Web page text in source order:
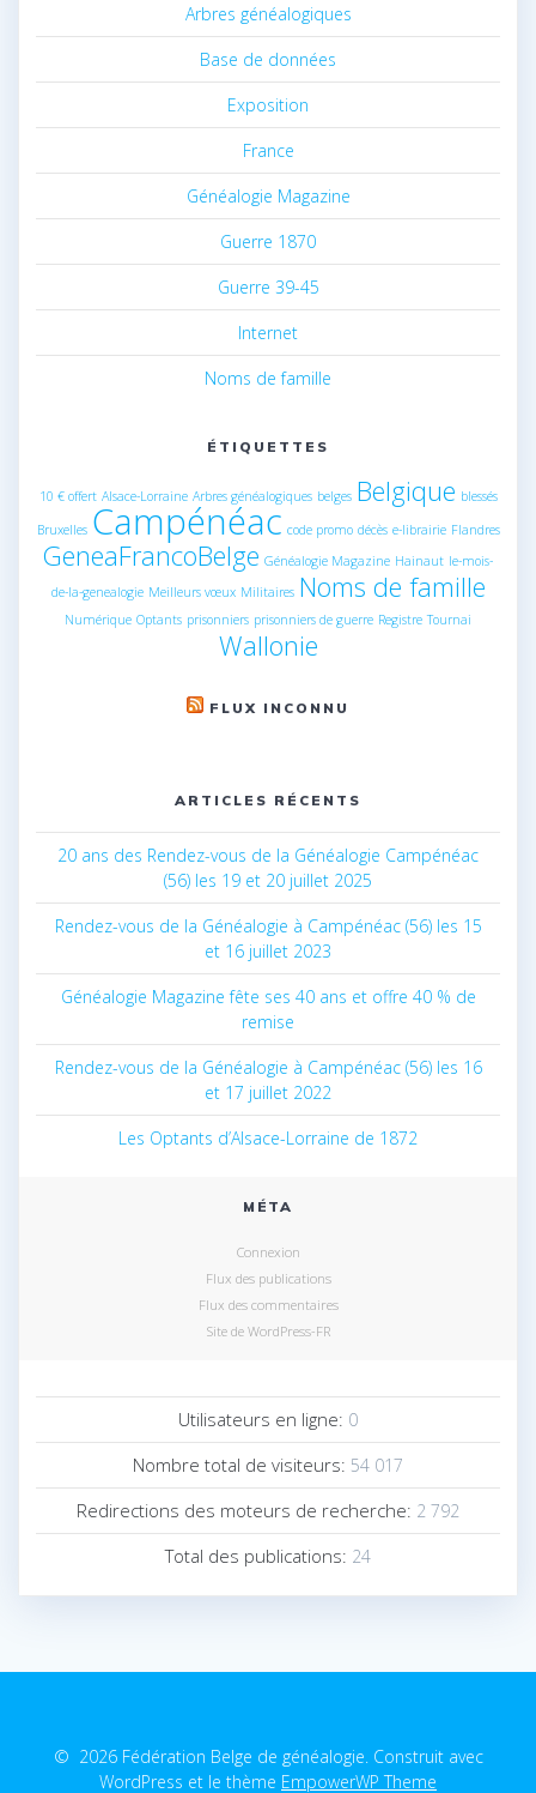
Arbres généalogiques
Base de données
Exposition
France
Généalogie Magazine
Guerre 1870
Guerre 39-45
Internet
Noms de famille
ÉTIQUETTES
10 € offert Alsace-Lorraine Arbres généalogiques belges Belgique blessés
Bruxelles Campénéac code promo décès e-librairie Flandres
GeneaFrancoBelge Généalogie Magazine Hainaut le-mois-
de-la-genealogie Meilleurs vœux Militaires Noms de famille
Numérique Optants prisonniers prisonniers de guerre Registre Tournai
Wallonie
FLUX INCONNU
ARTICLES RÉCENTS
20 ans des Rendez-vous de la Généalogie Campénéac
(56) les 19 et 20 juillet 2025
Rendez-vous de la Généalogie à Campénéac (56) les 15
et 16 juillet 2023
Généalogie Magazine fête ses 40 ans et offre 40 % de
remise
Rendez-vous de la Généalogie à Campénéac (56) les 16
et 17 juillet 2022
Les Optants d’Alsace-Lorraine de 1872
MÉTA
Connexion
Flux des publications
Flux des commentaires
Site de WordPress-FR
Utilisateurs en ligne: 0
Nombre total de visiteurs: 54 017
Redirections des moteurs de recherche: 2 792
Total des publications: 24
© 2026 Fédération Belge de généalogie. Construit avec
WordPress et le thème EmpowerWP Theme